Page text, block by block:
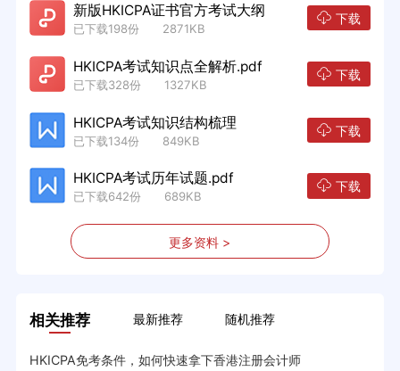
新版HKICPA证书官方考试大纲
已下载198份 2871KB
下载
HKICPA考试知识点全解析.pdf
已下载328份 1327KB
下载
HKICPA考试知识结构梳理
已下载134份 849KB
下载
HKICPA考试历年试题.pdf
已下载642份 689KB
下载
更多资料 >
相关推荐 最新推荐 随机推荐
HKICPA免考条件，如何快速拿下香港注册会计师